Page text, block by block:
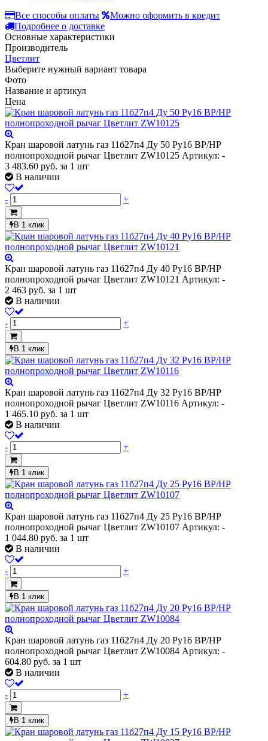
Все способы оплаты
Можно оформить в кредит
Подробнее о доставке
Основные характеристики
Производитель
Цветлит
Выберите нужный вариант товара
Фото
Название и артикул
Цена
Кран шаровой латунь газ 11б27п4 Ду 50 Ру16 ВР/НР
полнопроходной рычаг Цветлит ZW10125 Артикул: -
3 483.60 руб. за 1 шт
В наличии
- +
В 1 клик
Кран шаровой латунь газ 11б27п4 Ду 40 Ру16 ВР/НР
полнопроходной рычаг Цветлит ZW10121 Артикул: -
2 463 руб. за 1 шт
В наличии
- +
В 1 клик
Кран шаровой латунь газ 11б27п4 Ду 32 Ру16 ВР/НР
полнопроходной рычаг Цветлит ZW10116 Артикул: -
1 465.10 руб. за 1 шт
В наличии
- +
В 1 клик
Кран шаровой латунь газ 11б27п4 Ду 25 Ру16 ВР/НР
полнопроходной рычаг Цветлит ZW10107 Артикул: -
1 044.80 руб. за 1 шт
В наличии
- +
В 1 клик
Кран шаровой латунь газ 11б27п4 Ду 20 Ру16 ВР/НР
полнопроходной рычаг Цветлит ZW10084 Артикул: -
604.80 руб. за 1 шт
В наличии
- +
В 1 клик